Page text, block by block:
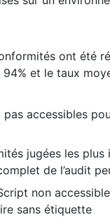
ont été
et le taux
accessibles
jugées les
de l’audit
non
sans étiquette